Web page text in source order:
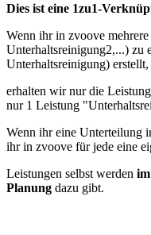
Dies ist eine 1zu1-
Wenn ihr in zvoove
Unterhaltsreinigung2,...) zu
Unterhaltsreinigung) erstellt,
erhalten wir nur die
nur 1 Leistung
Wenn ihr eine Unterteilung
ihr in zvoove für jede eine
Leistungen selbst werden
Planung dazu gibt.